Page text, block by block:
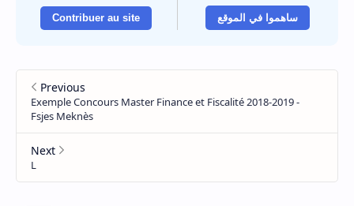
Contribuer au site ساهموا في الموقع